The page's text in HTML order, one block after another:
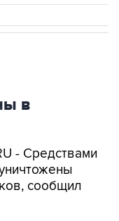
в
- Средствами
сообщил